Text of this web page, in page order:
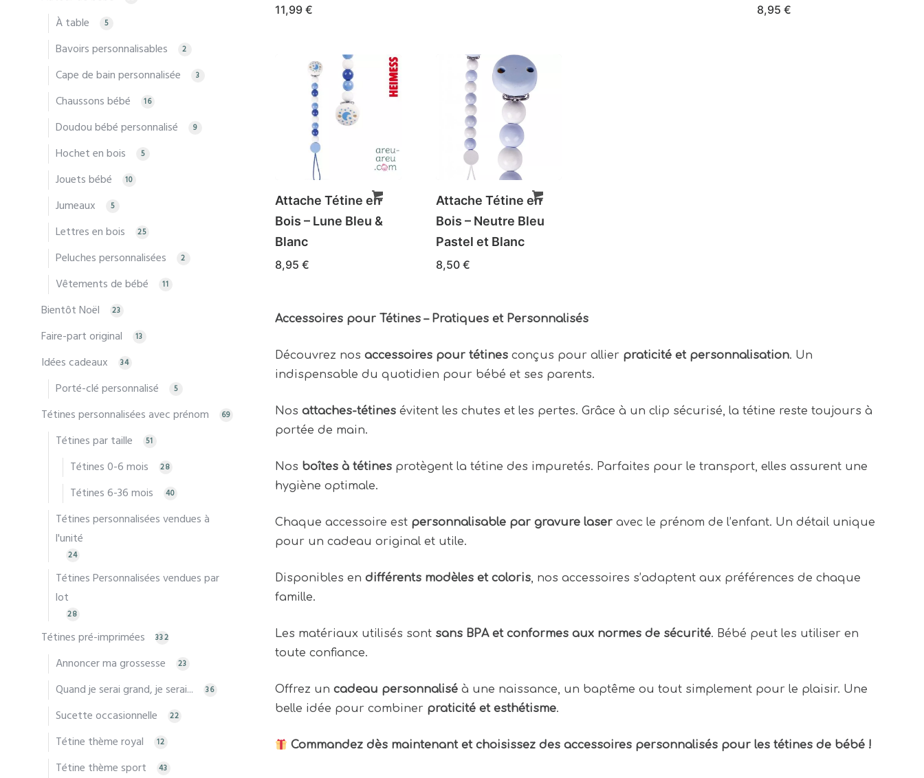
11,99 € 8,95 €
Attache Tétine en
Bois – Lune Bleu &
Blanc
8,95 €
Attache Tétine en
Bois – Neutre Bleu
Pastel et Blanc
8,50 €
Accessoires pour Tétines – Pratiques et Personnalisés
Découvrez nos accessoires pour tétines conçus pour allier praticité et personnalisation. Un
indispensable du quotidien pour bébé et ses parents.
Nos attaches-tétines évitent les chutes et les pertes. Grâce à un clip sécurisé, la tétine reste toujours à
portée de main.
Nos boîtes à tétines protègent la tétine des impuretés. Parfaites pour le transport, elles assurent une
hygiène optimale.
Chaque accessoire est personnalisable par gravure laser avec le prénom de l’enfant. Un détail unique
pour un cadeau original et utile.
Disponibles en différents modèles et coloris, nos accessoires s’adaptent aux préférences de chaque
famille.
Les matériaux utilisés sont sans BPA et conformes aux normes de sécurité. Bébé peut les utiliser en
toute confiance.
Offrez un cadeau personnalisé à une naissance, un baptême ou tout simplement pour le plaisir. Une
belle idée pour combiner praticité et esthétisme.
Commandez dès maintenant et choisissez des accessoires personnalisés pour les tétines de bébé !
À table 5
Bavoirs personnalisables 2
Cape de bain personnalisée 3
Chaussons bébé 16
Doudou bébé personnalisé 9
Hochet en bois 5
Jouets bébé 10
Jumeaux 5
Lettres en bois 25
Peluches personnalisées 2
Vêtements de bébé 11
Bientôt Noël 23
Faire-part original 13
Idées cadeaux 34
Porté-clé personnalisé 5
Tétines personnalisées avec prénom 69
Tétines par taille 51
Tétines 0-6 mois 28
Tétines 6-36 mois 40
Tétines personnalisées vendues à
l'unité
24
Tétines Personnalisées vendues par
lot
28
Tétines pré-imprimées 332
Annoncer ma grossesse 23
Quand je serai grand, je serai... 36
Sucette occasionnelle 22
Tétine thème royal 12
Tétine thème sport 43